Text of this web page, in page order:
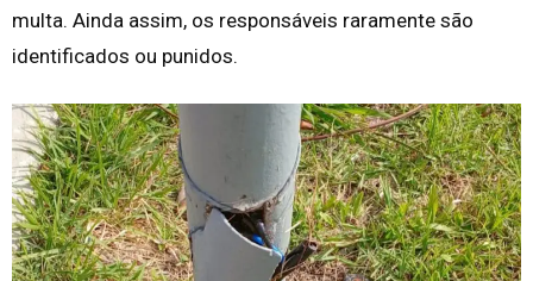
multa. Ainda assim, os responsáveis raramente são
identificados ou punidos.